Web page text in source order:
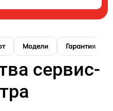
Модели Гарантия
сервис-